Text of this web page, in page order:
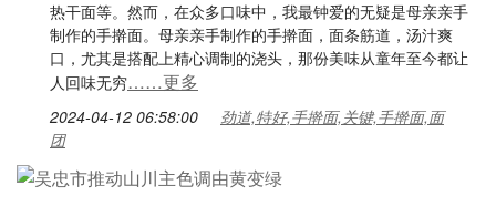
热干面等。然而，在众多口味中，我最钟爱的无疑是母亲亲手
制作的手擀面。母亲亲手制作的手擀面，面条筋道，汤汁爽
口，尤其是搭配上精心调制的浇头，那份美味从童年至今都让
人回味无穷……更多
2024-04-12 06:58:00
劲道,特好,手擀面,关键,手擀面,面
团